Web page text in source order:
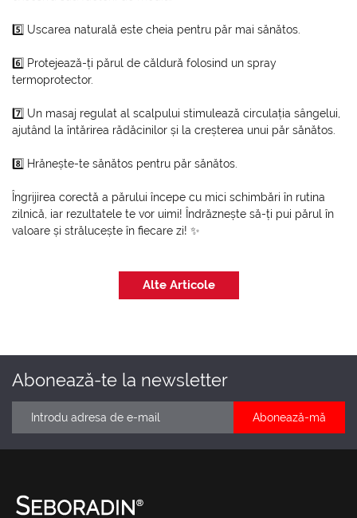
5️⃣ Uscarea naturală este cheia pentru păr mai sănătos.
6️⃣ Protejează-ți părul de căldură folosind un spray
termoprotector.
7️⃣ Un masaj regulat al scalpului stimulează circulația sângelui,
ajutând la întărirea rădăcinilor și la creșterea unui păr sănătos.
8️⃣ Hrănește-te sănătos pentru păr sănătos.
Îngrijirea corectă a părului începe cu mici schimbări în rutina
zilnică, iar rezultatele te vor uimi! Îndrăznește să-ți pui părul în
valoare și strălucește în fiecare zi! ✨
Alte Articole
Abonează-te la newsletter